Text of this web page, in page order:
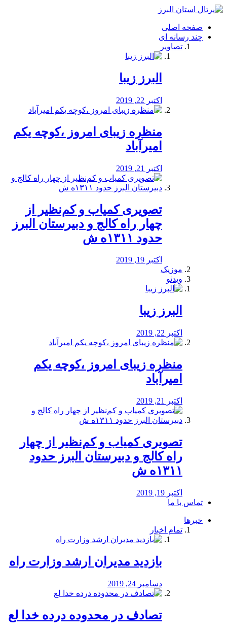
فصد
شرق
تهران
خشکشویی
صفحه اصلی
چند رسانه ای
تصاویر
البرز زیبا
اکتبر 22, 2019
منظره‌‌ زیبای امروز ،کوچه یکم
امیرآباد
اکتبر 21, 2019
️تصویری کمیاب و کم‌نظیر از
چهار راه كالج و دبيرستان البرز
حدود ۱۳۱۱ه ش
اکتبر 19, 2019
موزیک
ویدئو
البرز زیبا
اکتبر 22, 2019
منظره‌‌ زیبای امروز ،کوچه یکم
امیرآباد
اکتبر 21, 2019
️تصویری کمیاب و کم‌نظیر از چهار
راه كالج و دبيرستان البرز حدود
۱۳۱۱ه ش
اکتبر 19, 2019
تماس با ما
خبرها
تمام اخبار
بازدید مدیران ارشد وزارت راه
دسامبر 24, 2019
تصادف در محدوده درده خدا لع